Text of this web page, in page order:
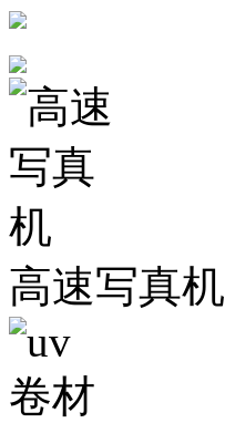
高速写真机